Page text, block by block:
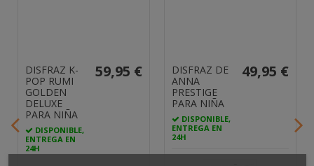
DISFRAZ K-
POP RUMI
GOLDEN
DELUXE
PARA NIÑA
DISPONIBLE,
ENTREGA EN
24H
59,95 €
DISFRAZ DE
ANNA
PRESTIGE
PARA NIÑA
DISPONIBLE,
ENTREGA EN
24H
49,95 €